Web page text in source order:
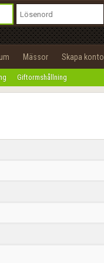
Mässor Skapa konto
Giftormshållning